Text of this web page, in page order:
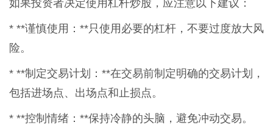
如果投资者决定使用杠杆炒股，应注意以下建议：
* **谨慎使用：**只使用必要的杠杆，不要过度放大风
险。
* **制定交易计划：**在交易前制定明确的交易计划，
包括进场点、出场点和止损点。
* **控制情绪：**保持冷静的头脑，避免冲动交易。